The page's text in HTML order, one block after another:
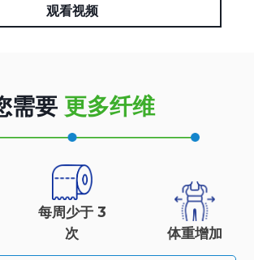
观看视频
需要 更多纤维
每周少于 3
次
体重增加